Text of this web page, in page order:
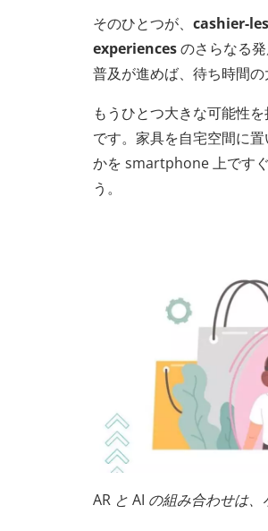
そのひとつが、 cashier-
experiencesのさらなる
普及が進めば、待ち時間
もうひとつ大きな可能性
です。家具を自宅空間に
かを smartphone 上です
う。
AR と AI の組み合わせは